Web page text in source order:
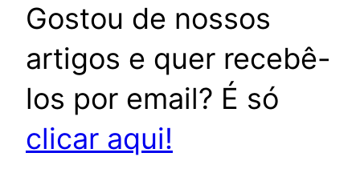
Gostou de nossos
artigos e quer recebê-
los por email? É só
clicar aqui!